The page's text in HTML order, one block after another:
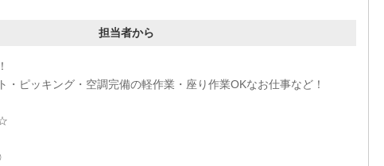
担当者から
・ピッキング・空調完備の軽作業・座り作業OKなお仕事など！